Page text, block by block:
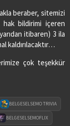
beraber, sitemizi
bildirimi içeren
itibaren) 3 ila
kaldırılacaktır…
çok teşekkür
BELGESELSEMO TRIVIA
BELGESELSEMOFLIX